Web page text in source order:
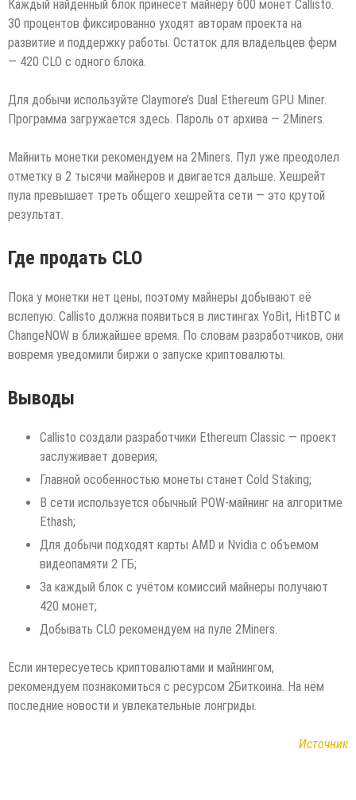
Каждый найденный блок принесёт майнеру 600 монет Callisto.
30 процентов фиксированно уходят авторам проекта на
развитие и поддержку работы. Остаток для владельцев ферм
— 420 CLO с одного блока.
Для добычи используйте Claymore’s Dual Ethereum GPU Miner.
Программа загружается здесь. Пароль от архива — 2Miners.
Майнить монетки рекомендуем на 2Miners. Пул уже преодолел
отметку в 2 тысячи майнеров и двигается дальше. Хешрейт
пула превышает треть общего хешрейта сети — это крутой
результат.
Где продать CLO
Пока у монетки нет цены, поэтому майнеры добывают её
вслепую. Callisto должна появиться в листингах YoBit, HitBTC и
ChangeNOW в ближайшее время. По словам разработчиков, они
вовремя уведомили биржи о запуске криптовалюты.
Выводы
Callisto создали разработчики Ethereum Classic — проект
заслуживает доверия;
Главной особенностью монеты станет Cold Staking;
В сети используется обычный POW-майнинг на алгоритме
Ethash;
Для добычи подходят карты AMD и Nvidia с объемом
видеопамяти 2 ГБ;
За каждый блок с учётом комиссий майнеры получают
420 монет;
Добывать CLO рекомендуем на пуле 2Miners.
Если интересуетесь криптовалютами и майнингом,
рекомендуем познакомиться с ресурсом 2Биткоина. На нём
последние новости и увлекательные лонгриды.
Источник